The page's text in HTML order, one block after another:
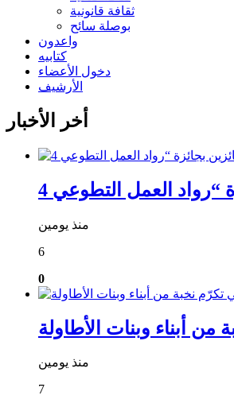
ثقافة قانونية
بوصلة سائح
واعدون
كتابيه
دخول الأعضاء
الأرشيف
أخر الأخبار
منذ يومين
6
0
أبناء وبنات الأطاولة
منذ يومين
7